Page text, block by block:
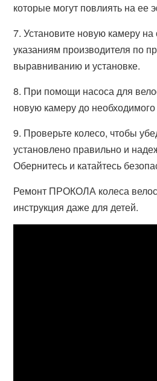
которые могут повлиять на ее
7. Установите новую камеру на
указаниям производителя по
выравниванию и установке.
8. При помощи насоса для
новую камеру до
9. Проверьте колесо, чтобы
установлено правильно и
Обернитесь и катайтесь
Ремонт ПРОКОЛА колеса
инструкция даже для детей.